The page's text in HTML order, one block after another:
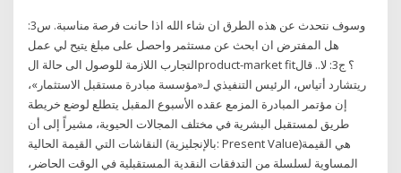
وسوف نتحدث عن هذه الطرق ان شاء الله اذا حانت فرصة مناسبة. س3:
هل المفترض ان ابحث عن مستثمر واحصل على مبلغ يتيح لي عمل
التجارب اللازمة للوصول الى حالة الproduct-market fit؟ ج3: لا.. قال
ريتشارد أتياس، الرئيس التنفيذي لـ«مؤسسة مبادرة مستقبل الاستثمار»،
إن مؤتمر المبادرة المزمع عقده الأسبوع المقبل يتطلع لوضع خريطة
طريق لمستقبل البشرية في مختلف المجالات الحيوية، مشيراً إلى أن
النقاشات التي القيمة الحالية (بالإنجليزية: Present Value)‏ هي القيمة
المساوية لسلسلة من التدفقات النقدية المستقبلية في الوقت الحاضر،